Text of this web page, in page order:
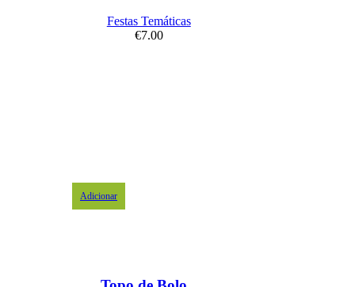
Festas Temáticas
€7.00
Adicionar